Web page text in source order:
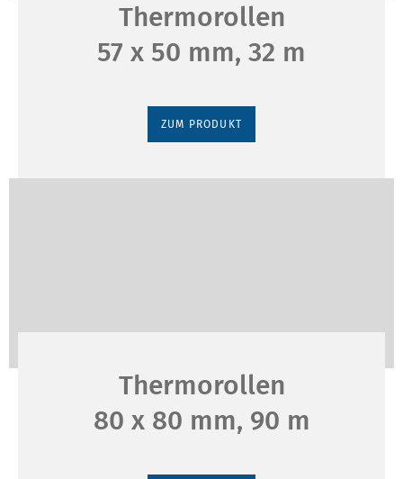
Thermorollen
57 x 50 mm, 32 m
ZUM PRODUKT
Thermorollen
80 x 80 mm, 90 m